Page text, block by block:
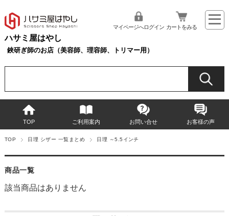
ハサミ屋はやし
鋏研ぎ師のお店（美容師、理容師、トリマー用）
マイページへログイン カートをみる
TOP ご利用案内 お問い合せ お客様の声
TOP 日理 シザー 一覧まとめ 日理 ～5.5インチ
商品一覧
該当商品はありません